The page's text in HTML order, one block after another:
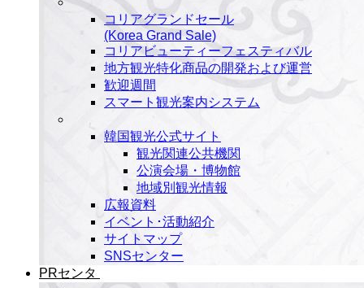
コリアグランドセール
(Korea Grand Sale)
コリアビューティーフェスティバル
地方観光特化商品の開発および運営
歓迎週間
スマート観光案内システム
韓国観光公式サイト
観光関連公共機関
公演会場・博物館
地域別観光情報
広報資料
イベント･活動紹介
サイトマップ
SNSセンター
PRセンタ